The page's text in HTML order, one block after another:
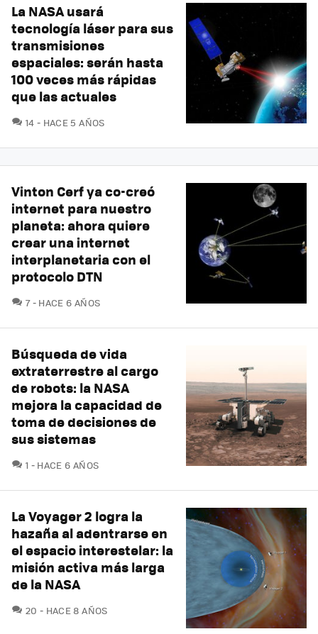
La NASA usará
tecnología láser para sus
transmisiones
espaciales: serán hasta
100 veces más rápidas
que las actuales
14 COMENTARIOS
HACE 5 AÑOS
Vinton Cerf ya co-creó
internet para nuestro
planeta: ahora quiere
crear una internet
interplanetaria con el
protocolo DTN
7COMENTARIOS
HACE 6 AÑOS
Búsqueda de vida
extraterrestre al cargo
de robots: la NASA
mejora la capacidad de
toma de decisiones de
sus sistemas
1 COMENTARIOS
HACE 6 AÑOS
La Voyager 2 logra la
hazaña al adentrarse en
el espacio interestelar: la
misión activa más larga
de la NASA
20 COMENTARIOS
HACE 8 AÑOS